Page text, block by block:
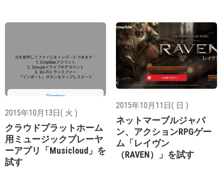
2015年10月13日( 火 )
クラウドプラットホーム
用ミュージックプレーヤ
ーアプリ「Musicloud」を
試す
2015年10月11日( 日 )
ネットマーブルジャパ
ン、アクションRPGゲー
ム「レイヴン
（RAVEN）」を試す